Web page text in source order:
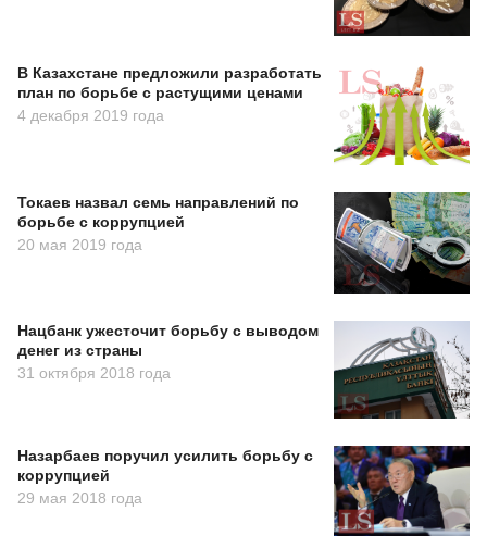
В Казахстане предложили разработать
план по борьбе с растущими ценами
4 декабря 2019 года
Токаев назвал семь направлений по
борьбе с коррупцией
20 мая 2019 года
Нацбанк ужесточит борьбу с выводом
денег из страны
31 октября 2018 года
Назарбаев поручил усилить борьбу с
коррупцией
29 мая 2018 года